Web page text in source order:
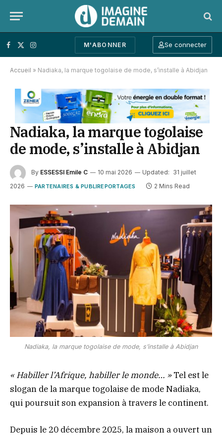
Facebook
X (Twitter)
Instagram
M'ABONNER Se connecter
Accueil » Nadiaka, la marque togolaise de mode, s’installe à Abidjan
Nadiaka, la marque togolaise
de mode, s’installe à Abidjan
By ESSESSI Emile C 10 mai 2026 Updated: 31 juillet
2026
PARTENAIRES & PUBLIREPORTAGES 2 Mins Read
Nadiaka, la marque togolaise de mode, s’installe à Abidjan
« Habiller l’Afrique, habiller le monde… »Tel est le
slogan de la marque togolaise de mode Nadiaka,
qui poursuit son expansion à travers le continent.
Depuis le 20 décembre 2025, la maison a ouvert un